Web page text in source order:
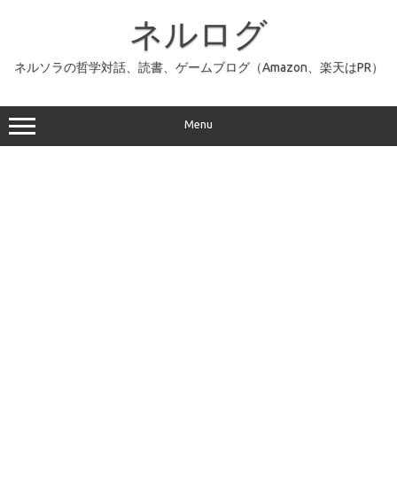
ッ
プ
ネルログ
ネルソラの哲学対話、読書、ゲームブログ（Amazon、楽天はPR）
Menu